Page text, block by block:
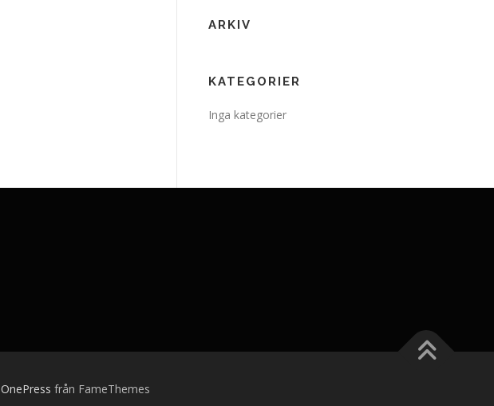
ARKIV
KATEGORIER
Inga kategorier
OnePress från FameThemes